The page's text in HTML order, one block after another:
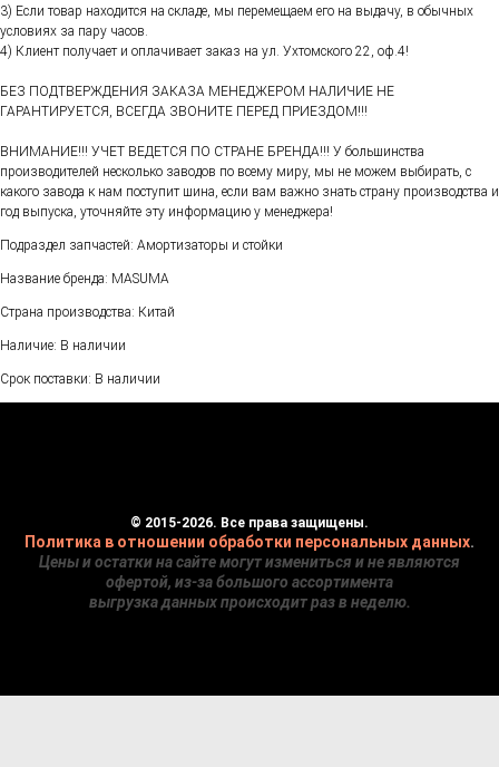
3) Если товар находится на складе, мы перемещаем его на выдачу, в обычных
условиях за пару часов.
4) Клиент получает и оплачивает заказ на ул. Ухтомского 22, оф.4!
БЕЗ ПОДТВЕРЖДЕНИЯ ЗАКАЗА МЕНЕДЖЕРОМ НАЛИЧИЕ НЕ
ГАРАНТИРУЕТСЯ, ВСЕГДА ЗВОНИТЕ ПЕРЕД ПРИЕЗДОМ!!!
ВНИМАНИЕ!!! УЧЕТ ВЕДЕТСЯ ПО СТРАНЕ БРЕНДА!!! У большинства
производителей несколько заводов по всему миру, мы не можем выбирать, с
какого завода к нам поступит шина, если вам важно знать страну производства и
год выпуска, уточняйте эту информацию у менеджера!
Подраздел запчастей: Амортизаторы и стойки
Название бренда: MASUMA
Страна производства: Китай
Наличие: В наличии
Срок поставки: В наличии
© 2015-2026. Все права защищены.
Политика в отношении обработки персональных данных.
Цены и остатки на сайте могут измениться и не являются
офертой, из-за большого ассортимента
выгрузка данных происходит раз в неделю.